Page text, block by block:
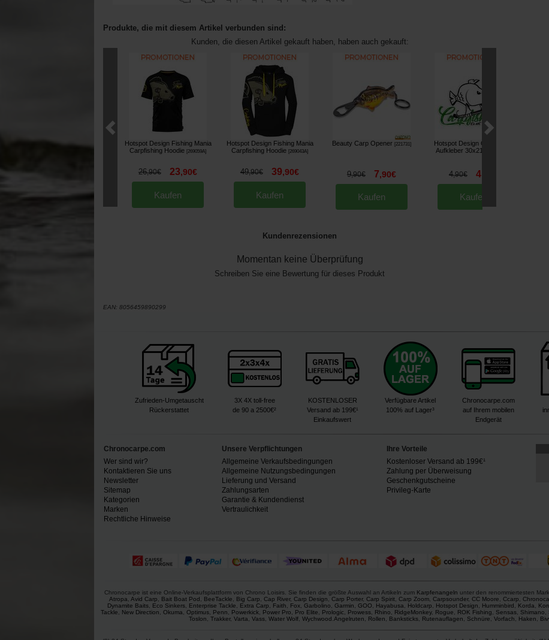
Produkte, die mit diesem Artikel verbunden sind:
Kunden, die diesen Artikel gekauft haben, haben auch gekauft:
Hotspot Design Fishing Mania
Carpfishing Hoodie [269059A]
26,90€ 23,90€
Kaufen
Hotspot Design Fishing Mania
Carpfishing Hoodie [269043A]
49,90€ 39,90€
Kaufen
Beauty Carp Opener [221731]
9,90€ 7,90€
Kaufen
Hotspot Design Carpfishing
Aufkleber 30x21cm
4,90€ 4
Kaufen
Kundenrezensionen
Momentan keine Überprüfung
Schreiben Sie eine Bewertung für dieses Produkt
EAN: 8056459890299
Zufrieden-Umgetauscht
Rückerstattet
3X 4X toll-free
de 90 a 2500€²
KOSTENLOSER
Versand ab 199€¹
Einkaufswert
Verfügbare Artikel
100% auf Lager³
Chronocarpe.com
auf Ihrem mobilen
Endgerät
Chronocarpe.com
Wer sind wir?
Kontaktieren Sie uns
Newsletter
Sitemap
Kategorien
Marken
Rechtliche Hinweise
Unsere Verpflichtungen
Allgemeine Verkaufsbedingungen
Allgemeine Nutzungsbedingungen
Lieferung und Versand
Zahlungsarten
Garantie & Kundendienst
Vertraulichkeit
Ihre Vorteile
Kostenloser Versand ab 199€¹
Zahlung per Überweisung
Geschenkgutscheine
Privileg-Karte
Chronocarpe ist eine Online-Verkaufsplattform von Chrono Loisirs. Sie finden die größte Auswahl an Artikeln zum Karpfenangeln unter den renommiertesten
Atropa Avid Carp Bait Boat Pod BeeTackle Big Carp Cap River, Carp Design Carp Porter, Carp Spirit, Carp Zoom, Carpsounder, CC Moore Ccarp
Dynamite Baits, Eco Sinkers, Enterprise Tackle Extra Carp Faith Fox, Garbolino Garmin GOO Hayabusa Holdcarp Hotspot Design Humminbird Korda
Tackle
New Direction Okuma Optimus, Penn Powerkick, Power Pro Pro Elite Prologic Prowess, Rhino RidgeMonkey, Rogue ROK Fishing Sensas, Shimano
Toslon
Trakker, Varta Vass, Water Wolf, Wychwood Angelruten Rollen Banksticks, Rutenauflagen Schnüre Vorfach Haken